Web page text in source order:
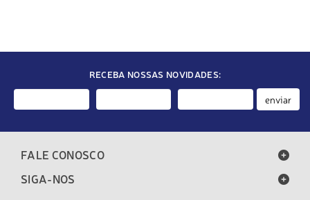
RECEBA NOSSAS NOVIDADES:
enviar
FALE CONOSCO
SIGA-NOS